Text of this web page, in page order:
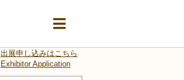
出展申し込みはこちら
Exhibitor Application